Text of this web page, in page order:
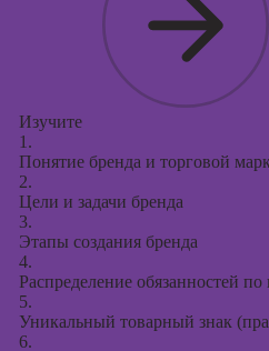
Изучите
1.
Понятие бренда и торговой
2.
Цели и задачи бренда
3.
Этапы создания бренда
4.
Распределение обязанностей
5.
Уникальный товарный знак
6.